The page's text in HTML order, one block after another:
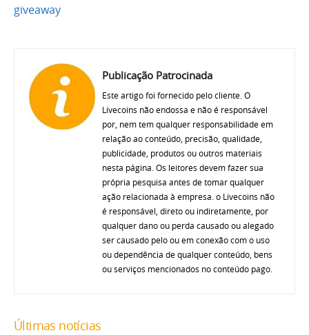
giveaway
Publicação Patrocinada
Este artigo foi fornecido pelo cliente. O
Livecoins não endossa e não é responsável
por, nem tem qualquer responsabilidade em
relação ao conteúdo, precisão, qualidade,
publicidade, produtos ou outros materiais
nesta página. Os leitores devem fazer sua
própria pesquisa antes de tomar qualquer
ação relacionada à empresa. o Livecoins não
é responsável, direto ou indiretamente, por
qualquer dano ou perda causado ou alegado
ser causado pelo ou em conexão com o uso
ou dependência de qualquer conteúdo, bens
ou serviços mencionados no conteúdo pago.
Últimas notícias